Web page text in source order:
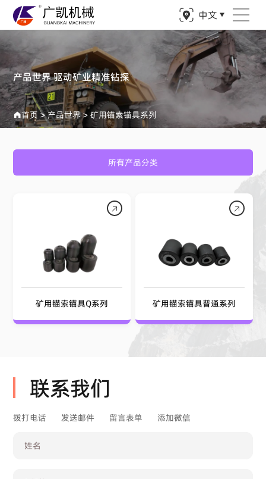
中文
产品世界 驱动矿业精准钻探
首页 >产品世界>矿用锚索锚具系列
所有产品分类
矿用锚索锚具Q系列 矿用锚索锚具普通系列
联系我们
拨打电话 发送邮件 留言表单 添加微信